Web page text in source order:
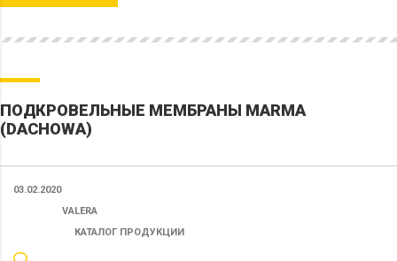
ПОДКРОВЕЛЬНЫЕ МЕМБРАНЫ MARMA
(DACHOWA)
03.02.2020
VALERA
КАТАЛОГ ПРОДУКЦИИ